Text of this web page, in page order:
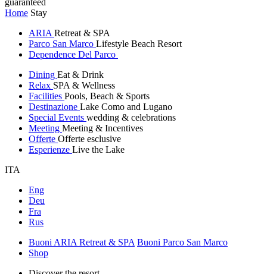
guaranteed
Home Stay
ARIA Retreat & SPA
Parco San Marco Lifestyle Beach Resort
Dependence Del Parco
Dining Eat & Drink
Relax SPA & Wellness
Facilities Pools, Beach & Sports
Destinazione Lake Como and Lugano
Special Events wedding & celebrations
Meeting Meeting & Incentives
Offerte Offerte esclusive
Esperienze Live the Lake
ITA
Eng
Deu
Fra
Rus
Buoni ARIA Retreat & SPA Buoni Parco San Marco
Shop